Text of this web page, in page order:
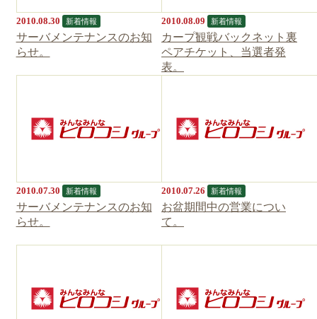
2010.08.30 新着情報
サーバメンテナンスのお知
らせ。
2010.08.09 新着情報
カープ観戦バックネット裏
ペアチケット、当選者発
表。
2010.07.30 新着情報
サーバメンテナンスのお知
らせ。
2010.07.26 新着情報
お盆期間中の営業につい
て。